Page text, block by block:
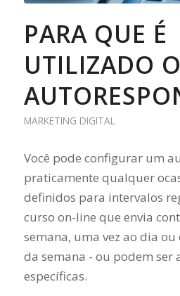
PARA QUE É
UTILIZADO O
MARKETING DIGITAL
Você pode configurar um
praticamente qualquer
definidos para intervalos
curso on-line que envia
semana, uma vez ao dia
da semana - ou podem ser
específicas.